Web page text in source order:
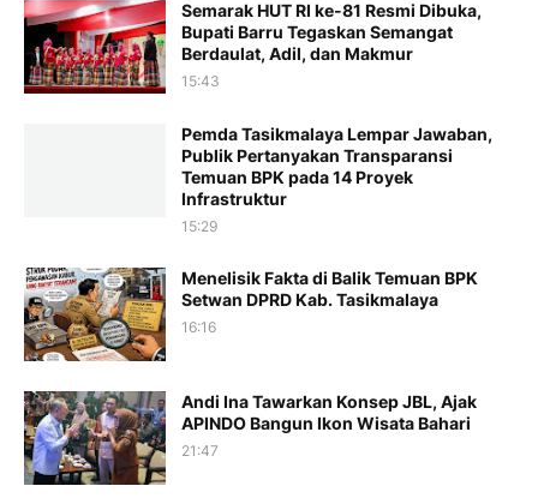
Semarak HUT RI ke-81 Resmi Dibuka,
Bupati Barru Tegaskan Semangat
Berdaulat, Adil, dan Makmur
15:43
Pemda Tasikmalaya Lempar Jawaban,
Publik Pertanyakan Transparansi
Temuan BPK pada 14 Proyek
Infrastruktur
15:29
Menelisik Fakta di Balik Temuan BPK
Setwan DPRD Kab. Tasikmalaya
16:16
Andi Ina Tawarkan Konsep JBL, Ajak
APINDO Bangun Ikon Wisata Bahari
21:47